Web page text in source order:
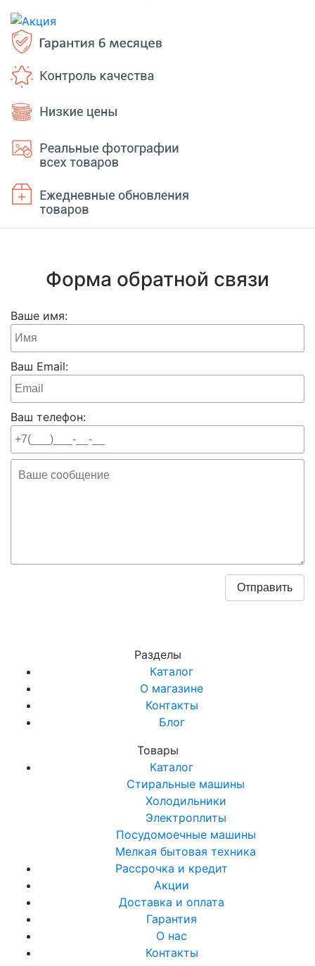
Форма обратной связи
Ваше имя:
Ваш Email:
Ваш телефон:
Разделы
Каталог
О магазине
Контакты
Блог
Товары
Каталог
Стиральные машины
Холодильники
Электроплиты
Посудомоечные машины
Мелкая бытовая техника
Рассрочка и кредит
Акции
Доставка и оплата
Гарантия
О нас
Контакты